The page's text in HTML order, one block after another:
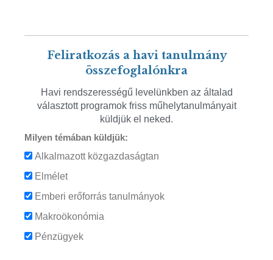
Feliratkozás a havi tanulmány
összefoglalónkra
Havi rendszerességű levelünkben az általad
választott programok friss műhelytanulmányait
küldjük el neked.
Milyen témában küldjük:
Alkalmazott közgazdaságtan
Elmélet
Emberi erőforrás tanulmányok
Makroökonómia
Pénzügyek